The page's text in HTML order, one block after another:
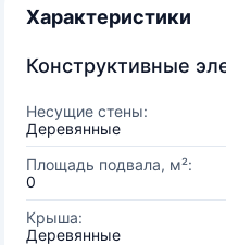
Характеристики
Конструктивные
Несущие стены:
Деревянные
Площадь подвала, м²:
0
Крыша:
Деревянные